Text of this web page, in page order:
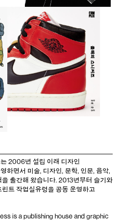
2006년 설립 이래 디자인
하면서 미술, 디자인, 문학, 인문, 음악,
출간해 왔습니다. 2013년부터 슬기와
린트 작업실유령을 공동 운영하고
is a publishing house and graphic